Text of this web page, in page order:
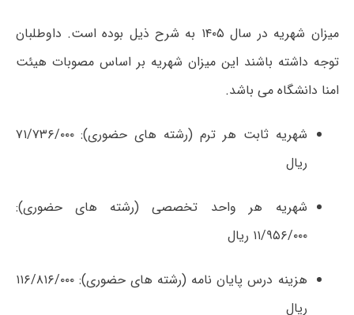
میزان شهریه در سال ۱۴۰۵ به شرح ذیل بوده است. داوطلبان
توجه داشته باشند این میزان شهریه بر اساس مصوبات هیئت
امنا دانشگاه می باشد.
شهریه ثابت هر ترم (رشته های حضوری): ۷۱/۷۳۶/۰۰۰
ریال
شهریه هر واحد تخصصی (رشته های حضوری):
۱۱/۹۵۶/۰۰۰ ریال
هزینه درس پایان نامه (رشته های حضوری): ۱۱۶/۸۱۶/۰۰۰
ریال